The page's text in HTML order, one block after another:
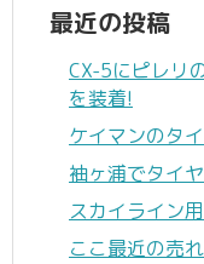
最近の投稿
CX-5にピレリ
を装着!
ケイマンのタ
袖ヶ浦でタイ
スカイライン
ここ最近の売